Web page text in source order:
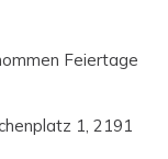
Feiertage
1, 2191